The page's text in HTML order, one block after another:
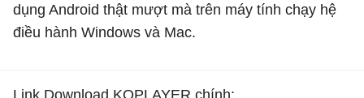
dụng Android thật mượt mà trên máy tính chạy hệ
điều hành Windows và Mac.
Link Download KOPLAYER chính: